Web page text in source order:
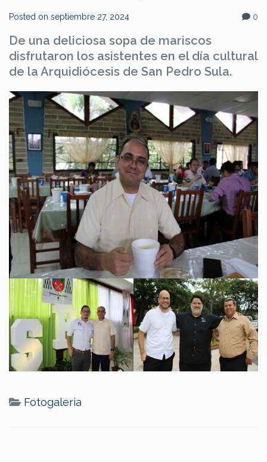
Posted on septiembre 27, 2024 0
De una deliciosa sopa de mariscos
disfrutaron los asistentes en el día cultural
de la Arquidiócesis de San Pedro Sula.
Fotogaleria